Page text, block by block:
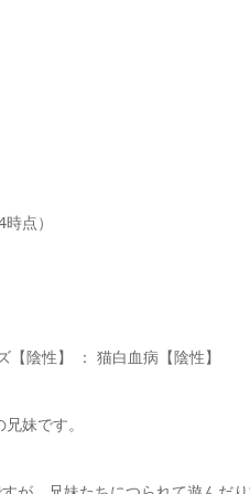
点）
【陰性】 ： 猫白血病【陰性】
妹です。